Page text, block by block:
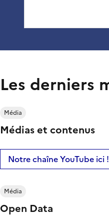
Les derniers
Média
Médias et contenus
Notre chaîne YouTube ici !
Média
Open Data